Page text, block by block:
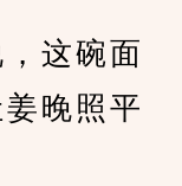
这碗面
晚照平